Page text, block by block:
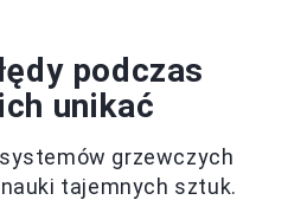
podczas
unikać
grzewczych
tajemnych sztuk.